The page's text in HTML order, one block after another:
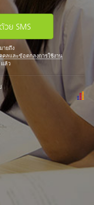
ย SMS
ายถึง
ลและข้อตกลงการใช้งาน
แล้ว